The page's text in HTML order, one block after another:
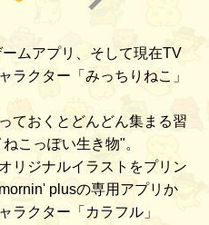
ムアプリ、そして現在TV
ラクター「みっちりねこ」
ておくとどんどん集まる習
こっぽい生き物"。
リジナルイラストをプリン
plusの専用アプリか
ラクター「カラフル」